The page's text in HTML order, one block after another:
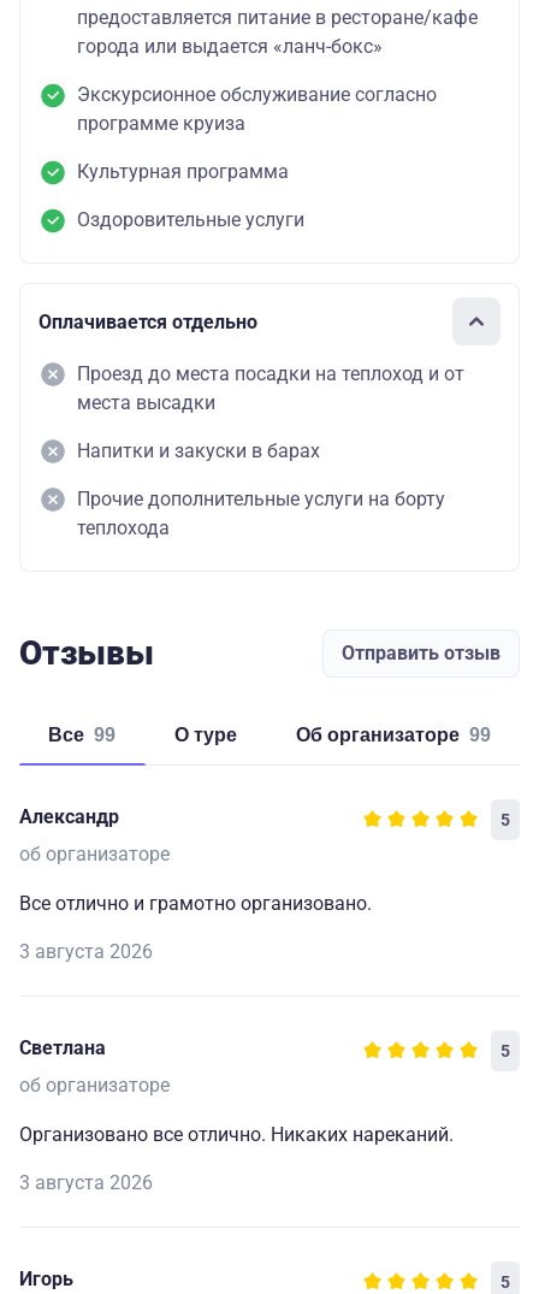
предоставляется питание в ресторане/кафе
города или выдается «ланч-бокс»
Экскурсионное обслуживание согласно
программе круиза
Культурная программа
Оздоровительные услуги
Оплачивается отдельно
Проезд до места посадки на теплоход и от
места высадки
Напитки и закуски в барах
Прочие дополнительные услуги на борту
теплохода
Отзывы Отправить отзыв
Все 99 о туре об организаторе 99
Александр 5
об организаторе
Все отлично и грамотно организовано.
3 августа 2026
Светлана 5
об организаторе
Организовано все отлично. Никаких нареканий.
3 августа 2026
Игорь 5